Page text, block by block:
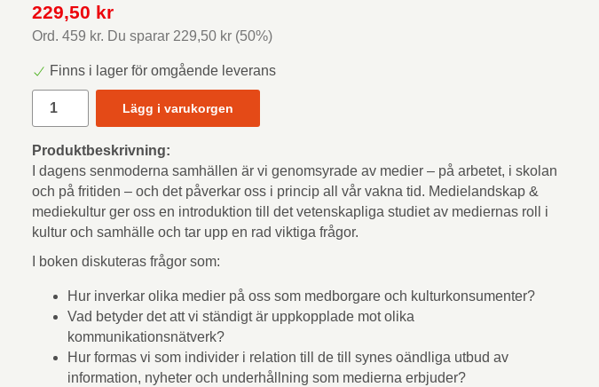
229,50 kr
Ord. 459 kr. Du sparar 229,50 kr (50%)
Finns i lager för omgående leverans
Lägg i varukorgen
Produktbeskrivning:
I dagens senmoderna samhällen är vi genomsyrade av medier – på arbetet, i skolan
och på fritiden – och det påverkar oss i princip all vår vakna tid. Medielandskap &
mediekultur ger oss en introduktion till det vetenskapliga studiet av mediernas roll i
kultur och samhälle och tar upp en rad viktiga frågor.
I boken diskuteras frågor som:
Hur inverkar olika medier på oss som medborgare och kulturkonsumenter?
Vad betyder det att vi ständigt är uppkopplade mot olika
kommunikationsnätverk?
Hur formas vi som individer i relation till de till synes oändliga utbud av
information, nyheter och underhållning som medierna erbjuder?